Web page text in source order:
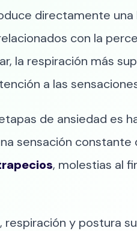
directamente
con la
la respiración más
a las
de ansiedad es
sensación
, molestias al
respiración y postura